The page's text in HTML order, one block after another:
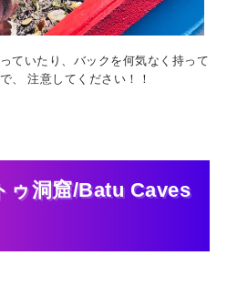
ていたり、バックを何気なく持って
、 注意してください！！
ゥ洞窟/Batu Caves